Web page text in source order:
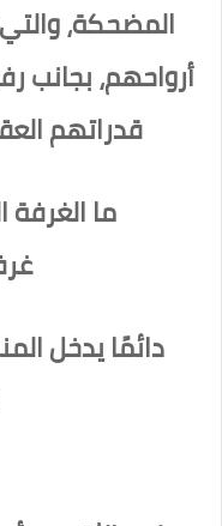
المضحكة،
أرواحهم، بجانب
قدراتهم
ما الغرفة
دائمًا يدخل